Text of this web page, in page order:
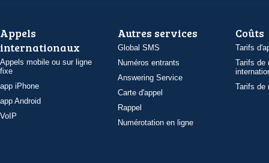
Appels
internationaux
Appels mobile ou sur ligne
fixe
app iPhone
app Android
VoIP
Autres services
Global SMS
Numéros entrants
Answering Service
Carte d'appel
Rappel
Numérotation en ligne
Coûts
Tarifs
Tarifs de
Tarifs de